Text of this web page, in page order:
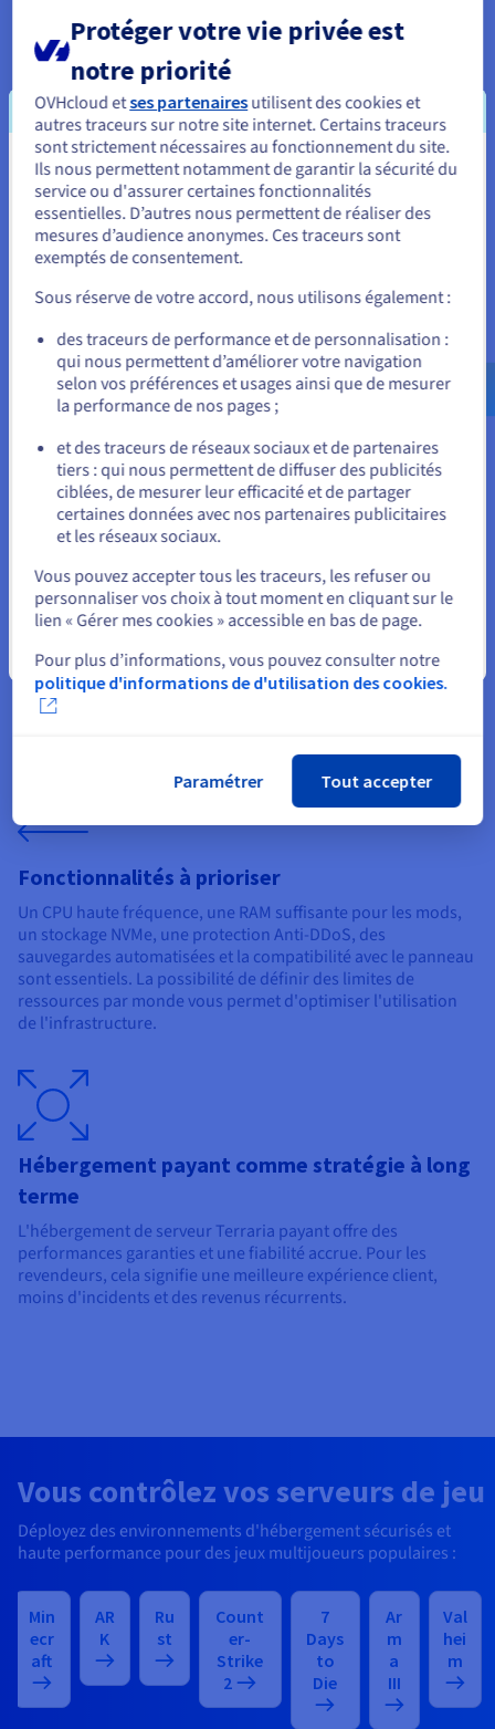
Jeu Anti-DDoS intégré
Le filtrage du trafic protège les serveurs des attaques. Les
joueurs profitent d'une expérience stable et de sessions de
jeu ininterrompues.
Choisir le bon modèle
d'hébergement Terraria
Hébergement dédié vs partagé
Les environnements partagés limitent les ressources et
peuvent affecter l'expérience des joueurs pendant les heures
de pointe. Les serveurs dédiés isolent le CPU et la mémoire,
améliorant la stabilité du monde et garantissant des
Fonctionnalités à prioriser
Un CPU haute fréquence, une RAM suffisante pour les mods,
un stockage NVMe, une protection Anti-DDoS, des
sauvegardes automatisées et la compatibilité avec le panneau
sont essentiels. La possibilité de définir des limites de
ressources par monde vous permet d'optimiser l'utilisation
de l'infrastructure.
Hébergement payant comme stratégie à long
terme
L'hébergement de serveur Terraria payant offre des
performances garanties et une fiabilité accrue. Pour les
revendeurs, cela signifie une meilleure expérience client,
moins d'incidents et des revenus récurrents.
Vous contrôlez vos serveurs de jeu
Déployez des environnements d'hébergement sécurisés et
haute performance pour des jeux multijoueurs populaires :
Min
ecr
aft
AR
K
Ru
st
Count
er-
Strike
2
7
Days
to
Die
Ar
m
a
III
Val
hei
m
Vous semblez être localisé en États-
Unis.
Pour commander, rendez-vous sur le site de votre pays (États-
Unis) et créez un compte.
us.ovhcloud.com/bare-metal Anglais
USD -
$
Rester sur le site actuel
Fermer
Protéger votre vie privée est
notre priorité
OVHcloud etses partenairesutilisent des cookies et
autres traceurs sur notre site internet. Certains traceurs
sont strictement nécessaires au fonctionnement du site.
Ils nous permettent notamment de garantir la sécurité du
service ou d'assurer certaines fonctionnalités
essentielles. D’autres nous permettent de réaliser des
mesures d’audience anonymes. Ces traceurs sont
exemptés de consentement.
Sous réserve de votre accord, nous utilisons également :
des traceurs de performance et de personnalisation :
qui nous permettent d’améliorer votre navigation
selon vos préférences et usages ainsi que de mesurer
la performance de nos pages ;
et des traceurs de réseaux sociaux et de partenaires
tiers : qui nous permettent de diffuser des publicités
ciblées, de mesurer leur efficacité et de partager
certaines données avec nos partenaires publicitaires
et les réseaux sociaux.
Vous pouvez accepter tous les traceurs, les refuser ou
personnaliser vos choix à tout moment en cliquant sur le
lien « Gérer mes cookies » accessible en bas de page.
Pour plus d’informations, vous pouvez consulter notre
politique d'informations de d'utilisation des cookies.
Paramétrer Tout accepter